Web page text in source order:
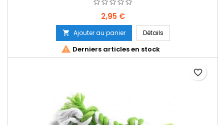
Prix
2,95 €
 Ajouter au panier Détails
 Derniers articles en stock
favorite_border